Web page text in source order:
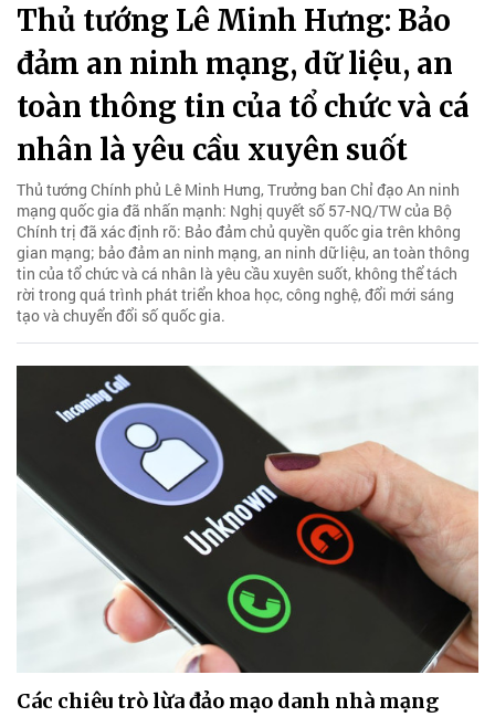
Thủ tướng Lê Minh Hưng: Bảo
đảm an ninh mạng, dữ liệu, an
toàn thông tin của tổ chức và cá
nhân là yêu cầu xuyên suốt
Thủ tướng Chính phủ Lê Minh Hưng, Trưởng ban Chỉ đạo An ninh
mạng quốc gia đã nhấn mạnh: Nghị quyết số 57-NQ/TW của Bộ
Chính trị đã xác định rõ: Bảo đảm chủ quyền quốc gia trên không
gian mạng; bảo đảm an ninh mạng, an ninh dữ liệu, an toàn thông
tin của tổ chức và cá nhân là yêu cầu xuyên suốt, không thể tách
rời trong quá trình phát triển khoa học, công nghệ, đổi mới sáng
tạo và chuyển đổi số quốc gia.
Các chiêu trò lừa đảo mạo danh nhà mạng